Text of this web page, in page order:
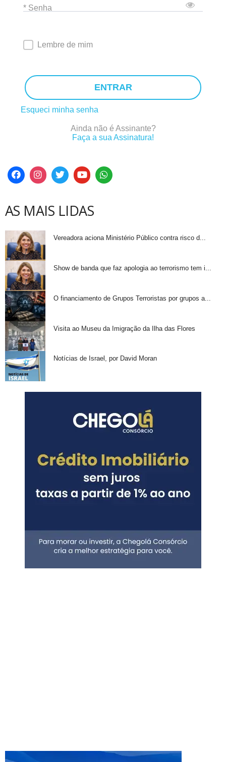
* Senha
Lembre de mim
ENTRAR
Esqueci minha senha
Ainda não é Assinante?
Faça a sua Assinatura!
AS MAIS LIDAS
Vereadora aciona Ministério Público contra risco d...
Show de banda que faz apologia ao terrorismo tem i...
O financiamento de Grupos Terroristas por grupos a...
Visita ao Museu da Imigração da Ilha das Flores
Notícias de Israel, por David Moran